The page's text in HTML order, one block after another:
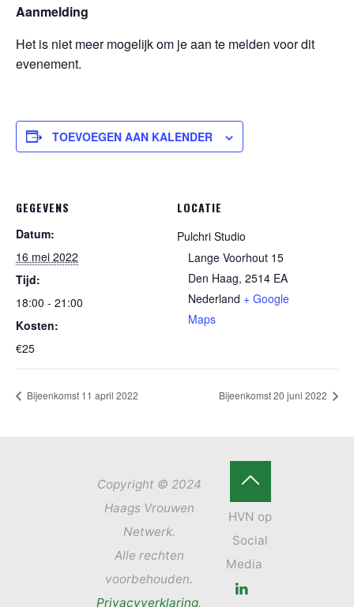
Aanmelding
Het is niet meer mogelijk om je aan te melden voor dit
evenement.
TOEVOEGEN AAN KALENDER
GEGEVENS
Datum:
16 mei 2022
Tijd:
18:00 - 21:00
Kosten:
€25
LOCATIE
Pulchri Studio
Lange Voorhout 15
Den Haag, 2514 EA
Nederland + Google
Maps
Bijeenkomst 11 april 2022 Bijeenkomst 20 juni 2022
Copyright © 2024
Haags Vrouwen
Netwerk.
Alle rechten
voorbehouden.
Privacyverklaring.
Terug
naar